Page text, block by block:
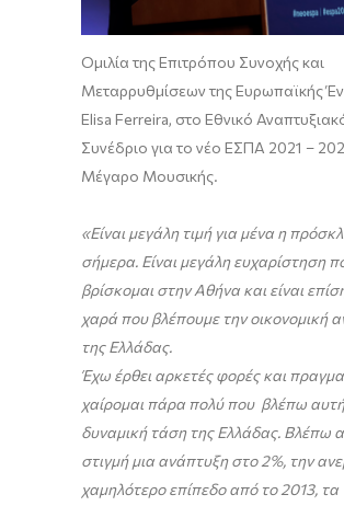
Ομιλία της Επιτρόπου Συνοχής και
Μεταρρυθμίσεων της Ευρωπαϊκής
Elisa Ferreira, στο Εθνικό
Συνέδριο για το νέο ΕΣΠΑ 2021 –
Μέγαρο Μουσικής.
«Είναι μεγάλη τιμή για μένα η
σήμερα. Είναι μεγάλη ευχαρίστηση
βρίσκομαι στην Αθήνα και είναι
χαρά που βλέπουμε την οικονομική
της Ελλάδας.
Έχω έρθει αρκετές φορές και
χαίρομαι πάρα πολύ που βλέπω
δυναμική τάση της Ελλάδας. Βλέπω
στιγμή μια ανάπτυξη στο 2%, την
χαμηλότερο επίπεδο από το 2013, τα